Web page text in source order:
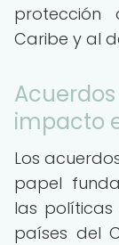
protección
Caribe y al
impacto
Los
papel
las
países del